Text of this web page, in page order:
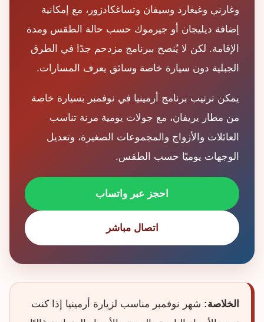
وغارني وغيغارد وسيفان وتساغكادزور، مع إمكانية
إضافة ديليجان أو جيرموك حسب حالة الطقس ومدة
الإقامة. لكن لا يُنصح ببرنامج مزدحم جدًا في الطرق
الجبلية دون سيارة خاصة وسائق يعرف المسارات.
يمكن ترتيب برنامج أرمينيا في نوفمبر بسيارة خاصة
من مطار يريفان، مع جولات يومية مرنة تناسب
العائلات والأزواج والمجموعات الصغيرة، وتعديل
الوجهات يوميًا حسب الطقس.
احجز عبر واتساب
اتصال مباشر
الخلاصة: شهر نوفمبر مناسب لزيارة أرمينيا إذا كنت